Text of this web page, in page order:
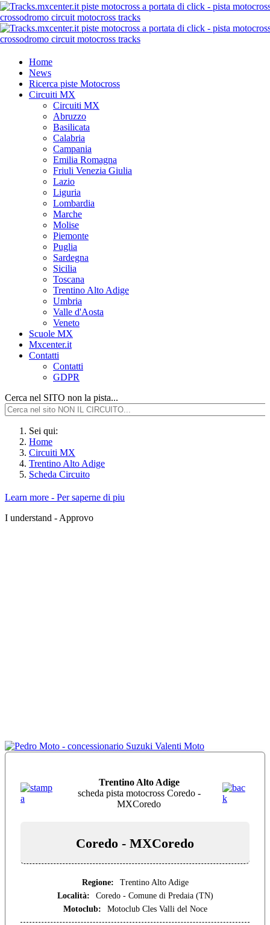
Home
News
Ricerca piste Motocross
Circuiti MX
Circuiti MX
Abruzzo
Basilicata
Calabria
Campania
Emilia Romagna
Friuli Venezia Giulia
Lazio
Liguria
Lombardia
Marche
Molise
Piemonte
Puglia
Sardegna
Sicilia
Toscana
Trentino Alto Adige
Umbria
Valle d'Aosta
Veneto
Scuole MX
Mxcenter.it
Contatti
Contatti
GDPR
Cerca nel SITO non la pista...
Sei qui:
Home
Circuiti MX
Trentino Alto Adige
Scheda Circuito
Learn more - Per saperne di piu
I understand - Approvo
Trentino Alto Adige
scheda pista motocross Coredo -
MXCoredo
Coredo - MXCoredo
Regione:
Trentino Alto Adige
Località:
Coredo - Comune di Predaia (TN)
Motoclub:
Motoclub Cles Valli del Noce